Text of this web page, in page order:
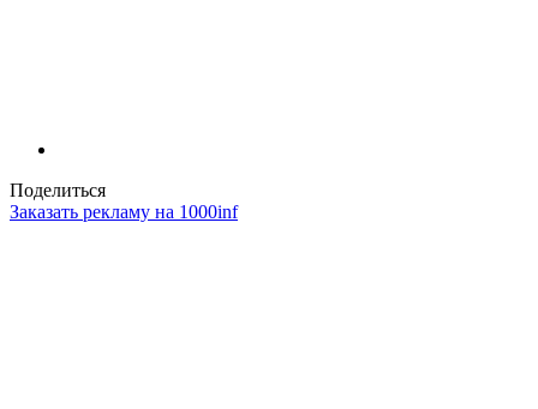
Поделиться
Заказать рекламу на 1000inf